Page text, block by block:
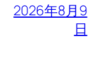
2026年8月9
日